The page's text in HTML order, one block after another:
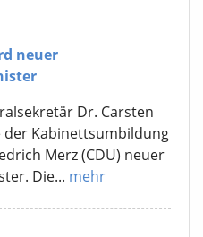
neuer
Dr. Carsten
der Kabinettsumbildung
Merz (CDU) neuer
Die... mehr